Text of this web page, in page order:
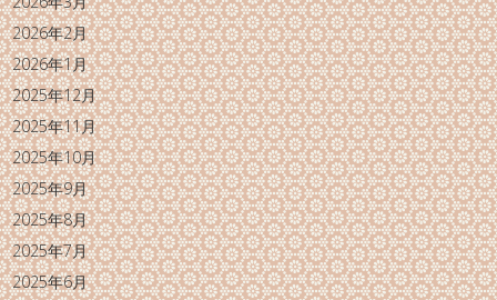
2026年2月
2026年1月
2025年12月
2025年11月
2025年10月
2025年9月
2025年8月
2025年7月
2025年6月